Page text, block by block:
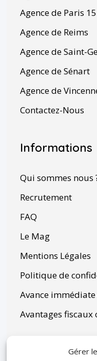
Gérer
Agence de Paris
Agence de Reims
Agence de Saint-
Agence de Sénart
Agence de
Contactez-Nous
Informations
Qui sommes nous
Recrutement
FAQ
Le Mag
Mentions Légales
Politique de
Avance
Avantages
NOUS